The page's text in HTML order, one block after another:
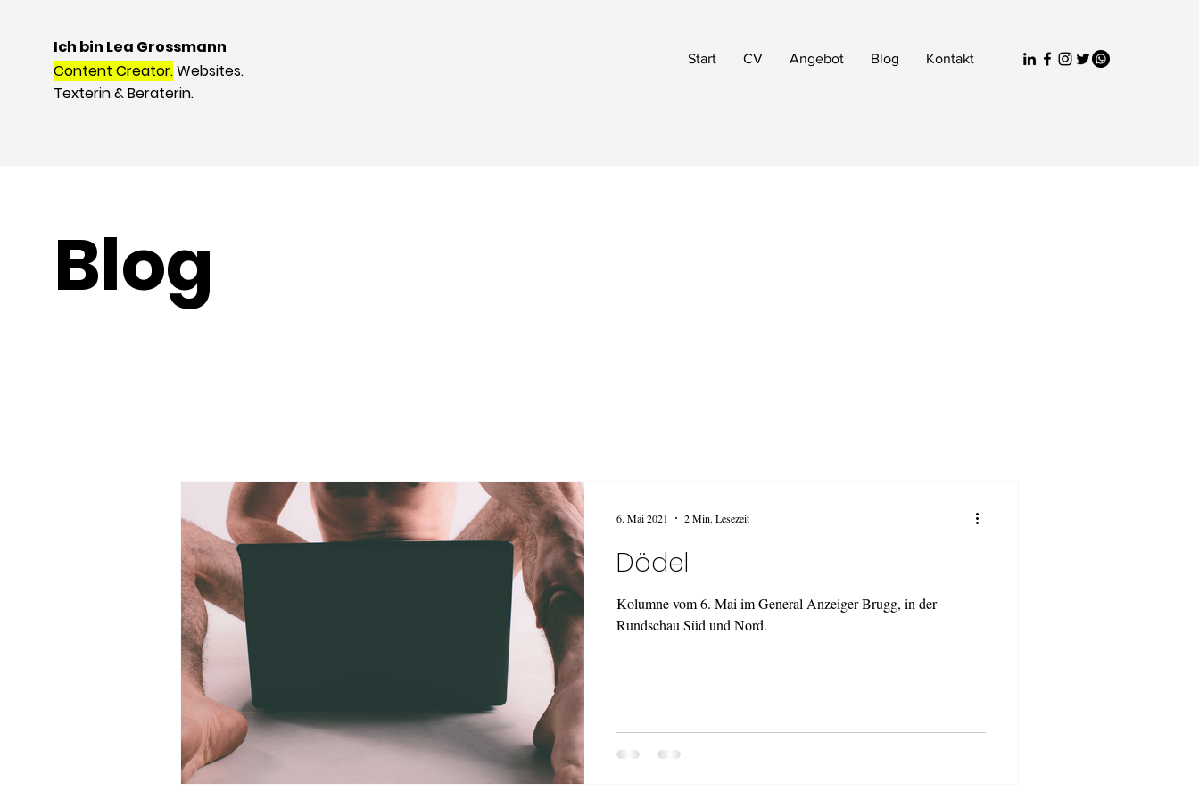
Ich bin Lea Grossmann
Content Creator.Websites.
Texterin & Beraterin.
Start CV Angebot Blog Kontakt
Blog
Dödel
Kolumne vom 6. Mai im General Anzeiger Brugg, in der
Rundschau Süd und Nord.
6. Mai 2021 2 Min. Lesezeit